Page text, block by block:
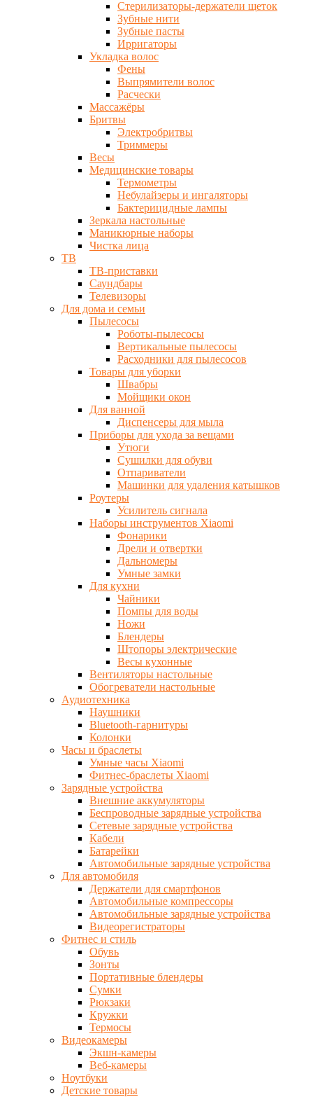
Стерилизаторы-держатели щеток
Зубные нити
Зубные пасты
Ирригаторы
Укладка волос
Фены
Выпрямители волос
Расчески
Массажёры
Бритвы
Электробритвы
Триммеры
Весы
Медицинские товары
Термометры
Небулайзеры и ингаляторы
Бактерицидные лампы
Зеркала настольные
Маникюрные наборы
Чистка лица
ТВ
ТВ-приставки
Саундбары
Телевизоры
Для дома и семьи
Пылесосы
Роботы-пылесосы
Вертикальные пылесосы
Расходники для пылесосов
Товары для уборки
Швабры
Мойщики окон
Для ванной
Диспенсеры для мыла
Приборы для ухода за вещами
Утюги
Сушилки для обуви
Отпариватели
Машинки для удаления катышков
Роутеры
Усилитель сигнала
Наборы инструментов Xiaomi
Фонарики
Дрели и отвертки
Дальномеры
Умные замки
Для кухни
Чайники
Помпы для воды
Ножи
Блендеры
Штопоры электрические
Весы кухонные
Вентиляторы настольные
Обогреватели настольные
Аудиотехника
Наушники
Bluetooth-гарнитуры
Колонки
Часы и браслеты
Умные часы Xiaomi
Фитнес-браслеты Xiaomi
Зарядные устройства
Внешние аккумуляторы
Беспроводные зарядные устройства
Сетевые зарядные устройства
Кабели
Батарейки
Автомобильные зарядные устройства
Для автомобиля
Держатели для смартфонов
Автомобильные компрессоры
Автомобильные зарядные устройства
Видеорегистраторы
Фитнес и стиль
Обувь
Зонты
Портативные блендеры
Сумки
Рюкзаки
Кружки
Термосы
Видеокамеры
Экшн-камеры
Веб-камеры
Ноутбуки
Детские товары